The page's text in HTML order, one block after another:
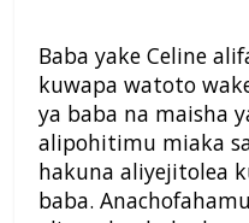
Baba yake Celine
kuwapa watoto
ya baba na maisha
alipohitimu miaka
hakuna aliyejitolea
baba.